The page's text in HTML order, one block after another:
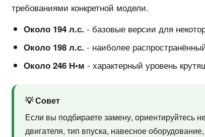
требованиями конкретной модели.
Около 194 л.с. - базовые версии для
Около 198 л.с. - наиболее
Около 246 Н•м - характерный уровень
💡 Совет
Если вы подбираете замену, ориентируйтесь
двигателя, тип впуска, навесное